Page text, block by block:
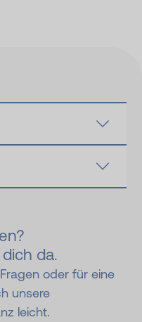
da.
oder für eine
unsere
leicht.